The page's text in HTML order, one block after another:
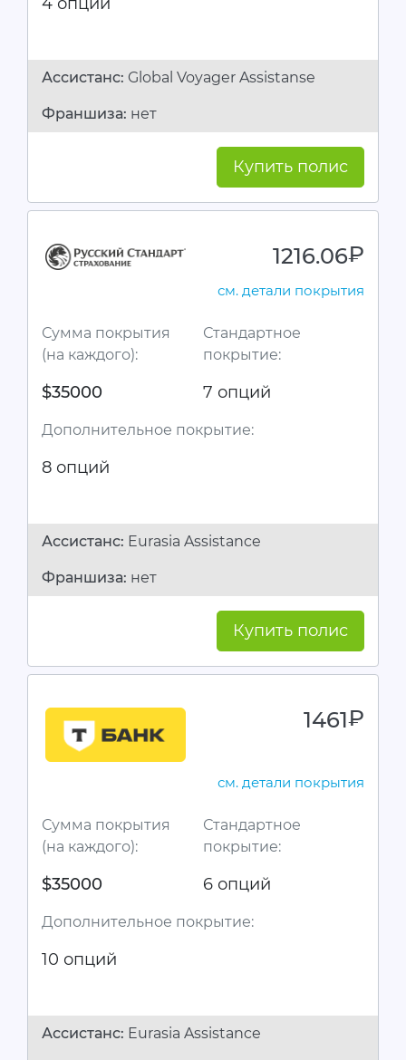
Ассистанc: Global Voyager Assistanse
Франшиза: нет
Купить полис
1216.06руб.
см. детали покрытия
Сумма покрытия
(на каждого):
$35000
Стандартное
покрытие:
7 опций
Дополнительное покрытие:
8 опций
Ассистанc: Eurasia Assistance
Франшиза: нет
Купить полис
1461руб.
см. детали покрытия
Сумма покрытия
(на каждого):
$35000
Стандартное
покрытие:
6 опций
Дополнительное покрытие:
10 опций
Ассистанc: Eurasia Assistance